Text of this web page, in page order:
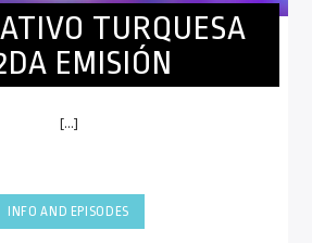
TURQUESA
EMISIÓN
[...]
INFO AND EPISODES